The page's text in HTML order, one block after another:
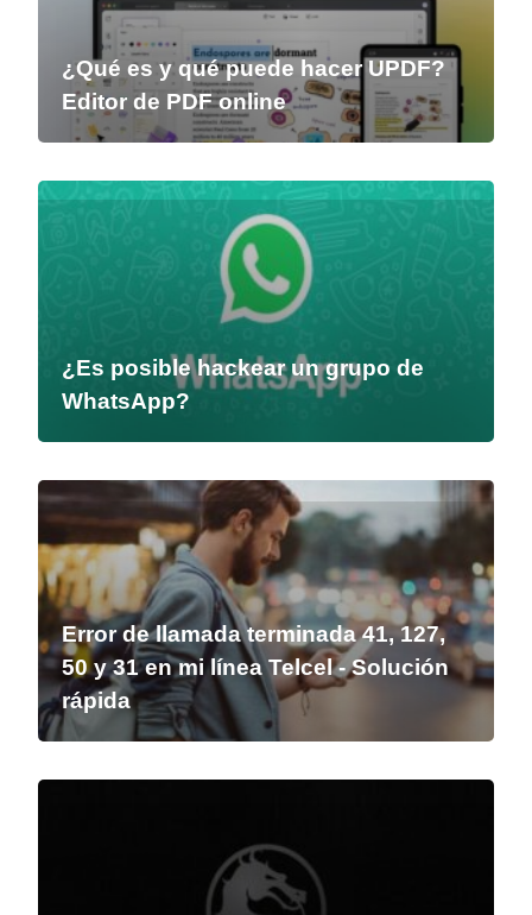
¿Qué es y qué puede hacer UPDF?
Editor de PDF online
¿Es posible hackear un grupo de
WhatsApp?
Error de llamada terminada 41, 127,
50 y 31 en mi línea Telcel - Solución
rápida